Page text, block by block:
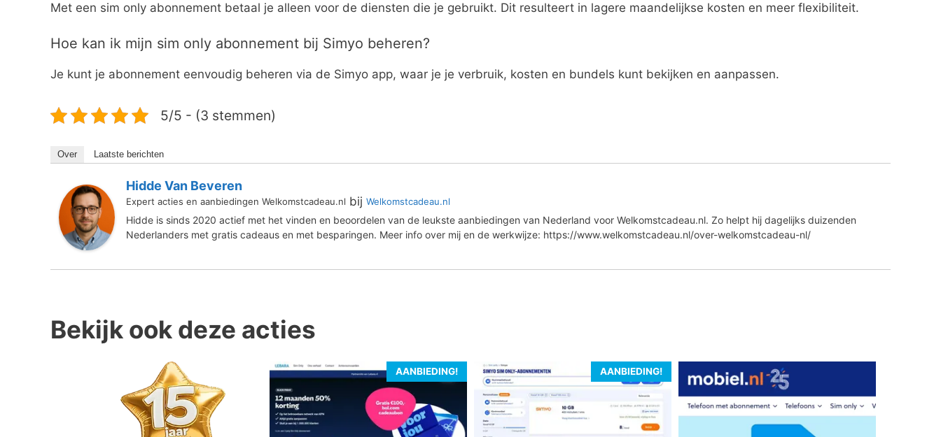
Met een sim only abonnement betaal je alleen voor de diensten die je gebruikt. Dit resulteert in lagere maandelijkse kosten en meer flexibiliteit.
Hoe kan ik mijn sim only abonnement bij Simyo beheren?
Je kunt je abonnement eenvoudig beheren via de Simyo app, waar je je verbruik, kosten en bundels kunt bekijken en aanpassen.
5/5 - (3 stemmen)
Over Laatste berichten
Hidde Van Beveren
Expert acties en aanbiedingen Welkomstcadeau.nl bij Welkomstcadeau.nl
Hidde is sinds 2020 actief met het vinden en beoordelen van de leukste aanbiedingen van Nederland voor Welkomstcadeau.nl. Zo helpt hij dagelijks duizenden
Nederlanders met gratis cadeaus en met besparingen. Meer info over mij en de werkwijze: https://www.welkomstcadeau.nl/over-welkomstcadeau-nl/
Bekijk ook deze acties
AANBIEDING! AANBIEDING!